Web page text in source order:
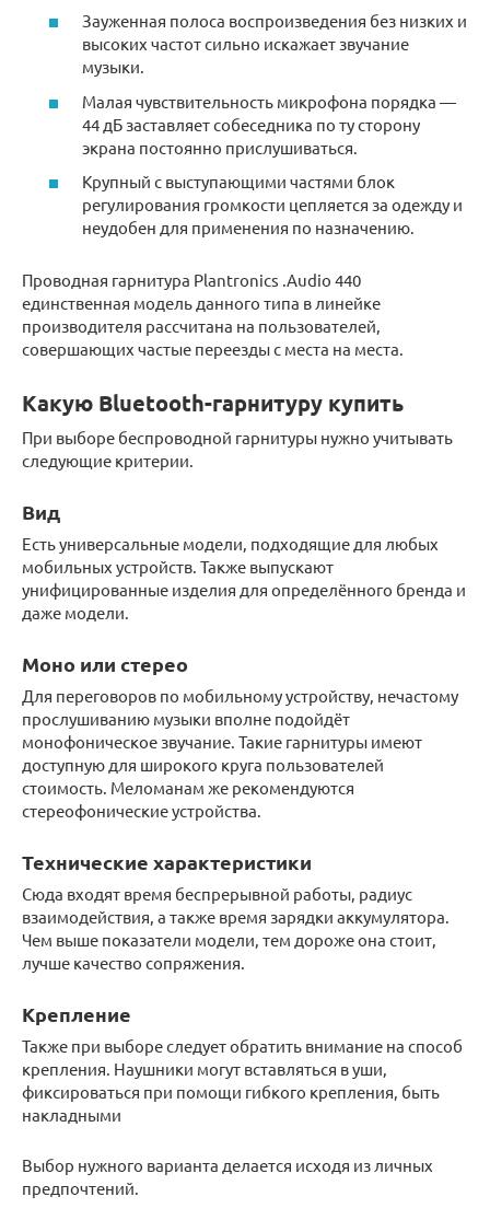
Зауженная полоса воспроизведения без низких и
высоких частот сильно искажает звучание
музыки.
Малая чувствительность микрофона порядка —
44 дБ заставляет собеседника по ту сторону
экрана постоянно прислушиваться.
Крупный с выступающими частями блок
регулирования громкости цепляется за одежду и
неудобен для применения по назначению.
Проводная гарнитура Plantronics .Audio 440
единственная модель данного типа в линейке
производителя рассчитана на пользователей,
совершающих частые переезды с места на места.
Какую Bluetooth-гарнитуру купить
При выборе беспроводной гарнитуры нужно учитывать
следующие критерии.
Вид
Есть универсальные модели, подходящие для любых
мобильных устройств. Также выпускают
унифицированные изделия для определённого бренда и
даже модели.
Моно или стерео
Для переговоров по мобильному устройству, нечастому
прослушиванию музыки вполне подойдёт
монофоническое звучание. Такие гарнитуры имеют
доступную для широкого круга пользователей
стоимость. Меломанам же рекомендуются
стереофонические устройства.
Технические характеристики
Сюда входят время беспрерывной работы, радиус
взаимодействия, а также время зарядки аккумулятора.
Чем выше показатели модели, тем дороже она стоит,
лучше качество сопряжения.
Крепление
Также при выборе следует обратить внимание на способ
крепления. Наушники могут вставляться в уши,
фиксироваться при помощи гибкого крепления, быть
накладными
Выбор нужного варианта делается исходя из личных
предпочтений.